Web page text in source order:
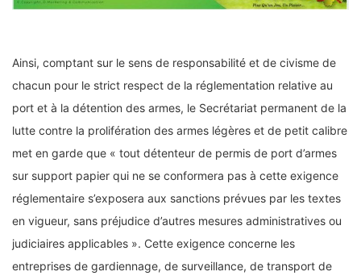
Ainsi, comptant sur le sens de responsabilité et de civisme de
chacun pour le strict respect de la réglementation relative au
port et à la détention des armes, le Secrétariat permanent de la
lutte contre la prolifération des armes légères et de petit calibre
met en garde que « tout détenteur de permis de port d’armes
sur support papier qui ne se conformera pas à cette exigence
réglementaire s’exposera aux sanctions prévues par les textes
en vigueur, sans préjudice d’autres mesures administratives ou
judiciaires applicables ». Cette exigence concerne les
entreprises de gardiennage, de surveillance, de transport de